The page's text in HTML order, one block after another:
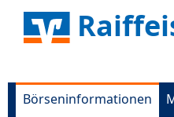
Börseninformationen